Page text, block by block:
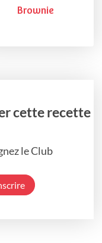
Brownie
cette recette
le Club